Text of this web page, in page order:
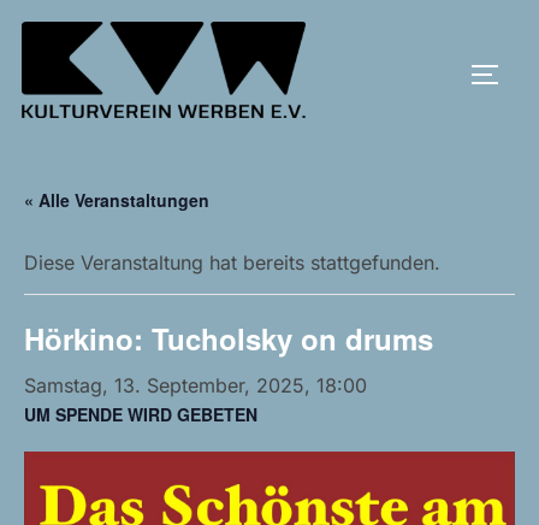
Zum
« Alle Veranstaltungen
Diese Veranstaltung hat bereits stattgefunden.
Hörkino: Tucholsky on drums
Samstag, 13. September, 2025, 18:00
UM SPENDE WIRD GEBETEN